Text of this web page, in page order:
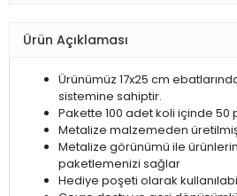
Ürün Açıklaması
Ürünümüz 17x25 cm
sistemine sahiptir.
Pakette 100 adet koli içinde 50
Metalize malzemeden
Metalize görünümü ile
paketlemenizi sağlar
Hediye poşeti olarak